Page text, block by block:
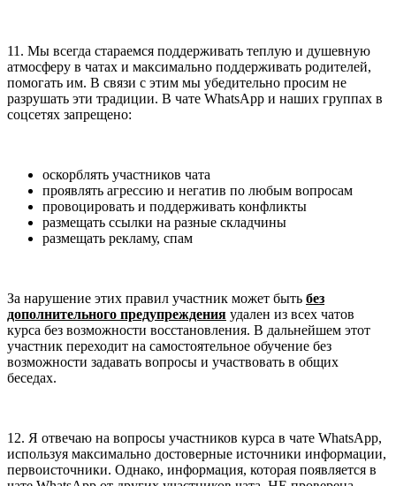
11. Мы всегда стараемся поддерживать теплую и душевную
атмосферу в чатах и максимально поддерживать родителей,
помогать им. В связи с этим мы убедительно просим не
разрушать эти традиции. В чате WhatsApp и наших группах в
соцсетях запрещено:
оскорблять участников чата
проявлять агрессию и негатив по любым вопросам
провоцировать и поддерживать конфликты
размещать ссылки на разные складчины
размещать рекламу, спам
За нарушение этих правил участник может быть без
дополнительного предупреждения удален из всех чатов
курса без возможности восстановления. В дальнейшем этот
участник переходит на самостоятельное обучение без
возможности задавать вопросы и участвовать в общих
беседах.
12. Я отвечаю на вопросы участников курса в чате WhatsApp,
используя максимально достоверные источники информации,
первоисточники. Однако, информация, которая появляется в